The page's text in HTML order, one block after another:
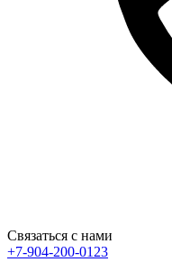
Связаться с нами
+7-904-200-0123